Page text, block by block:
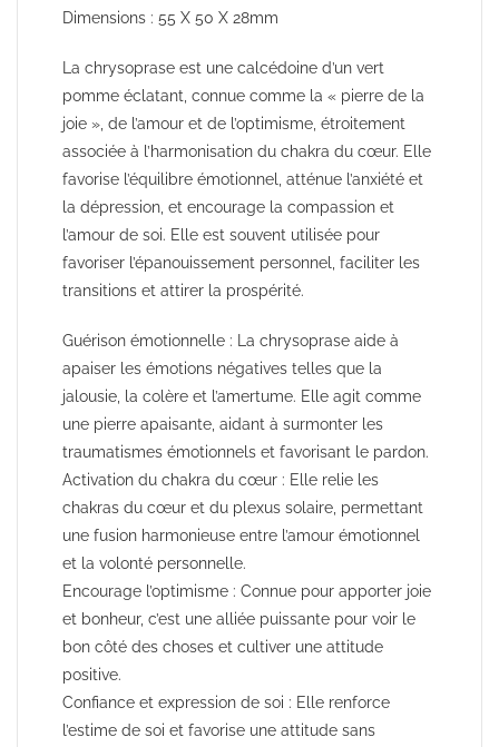
Dimensions : 55 X 50 X 28mm
La chrysoprase est une calcédoine d’un vert
pomme éclatant, connue comme la « pierre de la
joie », de l’amour et de l’optimisme, étroitement
associée à l’harmonisation du chakra du cœur. Elle
favorise l’équilibre émotionnel, atténue l’anxiété et
la dépression, et encourage la compassion et
l’amour de soi. Elle est souvent utilisée pour
favoriser l’épanouissement personnel, faciliter les
transitions et attirer la prospérité.
Guérison émotionnelle : La chrysoprase aide à
apaiser les émotions négatives telles que la
jalousie, la colère et l’amertume. Elle agit comme
une pierre apaisante, aidant à surmonter les
traumatismes émotionnels et favorisant le pardon.
Activation du chakra du cœur : Elle relie les
chakras du cœur et du plexus solaire, permettant
une fusion harmonieuse entre l’amour émotionnel
et la volonté personnelle.
Encourage l’optimisme : Connue pour apporter joie
et bonheur, c’est une alliée puissante pour voir le
bon côté des choses et cultiver une attitude
positive.
Confiance et expression de soi : Elle renforce
l’estime de soi et favorise une attitude sans